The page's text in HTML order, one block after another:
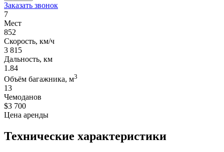
Заказать звонок
7
Мест
852
Скорость, км/ч
3 815
Дальность, км
1.84
Объём багажника, м3
13
Чемоданов
$3 700
Цена аренды
Технические характеристики